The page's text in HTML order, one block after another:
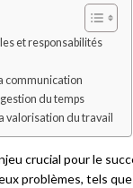
et responsabilités
communication
du temps
valorisation du travail
crucial pour le
problèmes, tels